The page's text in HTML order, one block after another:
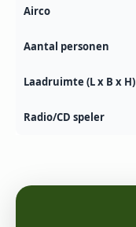
Airco
Aantal personen
Laadruimte (L x B x H)
Radio/CD speler